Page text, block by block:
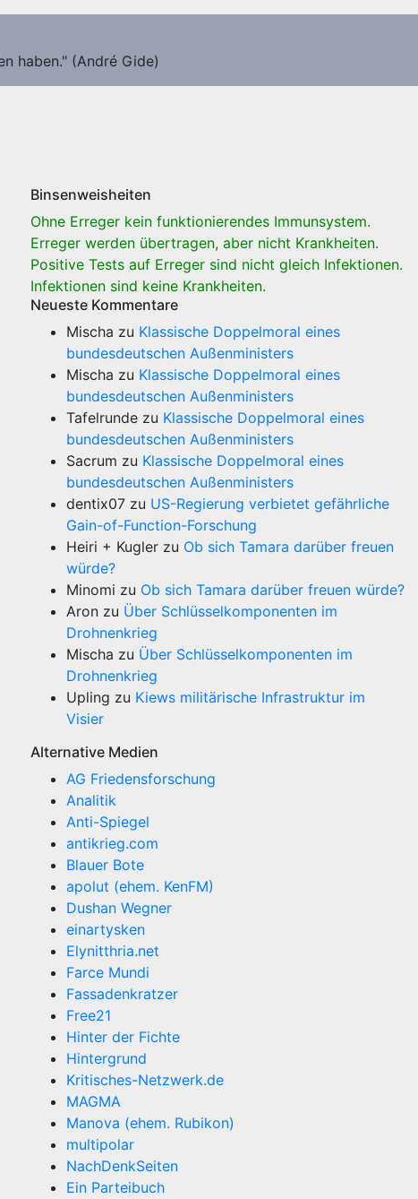
haben." (André Gide)
Binsenweisheiten
Ohne Erreger kein funktionierendes Immunsystem.
Erreger werden übertragen, aber nicht Krankheiten.
Positive Tests auf Erreger sind nicht gleich Infektionen.
Infektionen sind keine Krankheiten.
Neueste Kommentare
Mischa zu Klassische Doppelmoral eines
bundesdeutschen Außenministers
Mischa zu Klassische Doppelmoral eines
bundesdeutschen Außenministers
Tafelrunde zu Klassische Doppelmoral eines
bundesdeutschen Außenministers
Sacrum zu Klassische Doppelmoral eines
bundesdeutschen Außenministers
dentix07 zu US-Regierung verbietet gefährliche
Gain-of-Function-Forschung
Heiri + Kugler zu Ob sich Tamara darüber freuen
würde?
Minomi zu Ob sich Tamara darüber freuen würde?
Aron zu Über Schlüsselkomponenten im
Drohnenkrieg
Mischa zu Über Schlüsselkomponenten im
Drohnenkrieg
Upling zu Kiews militärische Infrastruktur im
Visier
Alternative Medien
AG Friedensforschung
Analitik
Anti-Spiegel
antikrieg.com
Blauer Bote
apolut (ehem. KenFM)
Dushan Wegner
einartysken
Elynitthria.net
Farce Mundi
Fassadenkratzer
Free21
Hinter der Fichte
Hintergrund
Kritisches-Netzwerk.de
MAGMA
Manova (ehem. Rubikon)
multipolar
NachDenkSeiten
Ein Parteibuch